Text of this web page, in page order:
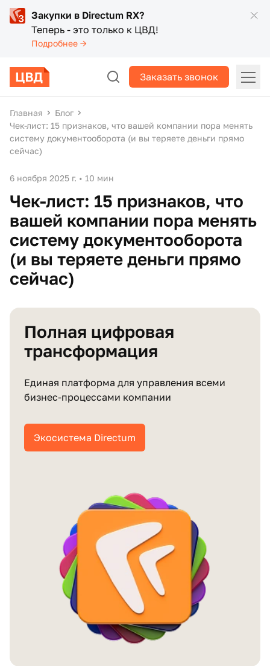
Закупки в Directum RX?
Теперь - это только к ЦВД!
Подробнее →
Заказать звонок
Главная
Блог
Чек-лист: 15 признаков, что вашей компании пора менять
систему документооборота (и вы теряете деньги прямо
сейчас)
6 ноября 2025 г. • 10 мин
Чек-лист: 15 признаков, что
вашей компании пора менять
систему документооборота
(и вы теряете деньги прямо
сейчас)
Полная цифровая
трансформация
Единая платформа для управления всеми
бизнес‑процессами компании
Экосистема Directum